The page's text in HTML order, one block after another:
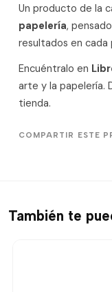
Un producto de la
papelería,
resultados en cada
Encuéntralo en
arte y la papelería.
tienda.
COMPARTIR ESTE
También te